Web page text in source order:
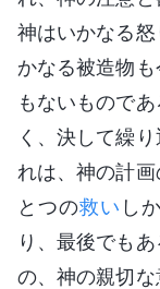
神はいかなる
かなる被造物
もないもので
く、決して繰
れは、神の計
とつの救い し
り、最後でも
の、神の親切